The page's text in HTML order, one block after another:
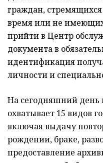
граждан,
время или не
прийти в Центр
документа в
идентификация
личности и
На сегодняшний день
охватывает 15 видов
включая выдачу
рождении, браке,
предоставление